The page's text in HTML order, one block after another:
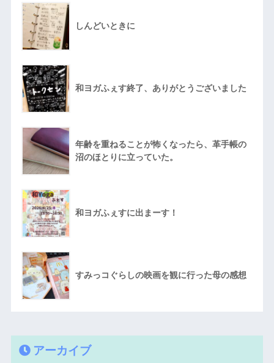
しんどいときに
和ヨガふぇす終了、ありがとうございました
年齢を重ねることが怖くなったら、革手帳の
沼のほとりに立っていた。
和ヨガふぇすに出まーす！
すみっコぐらしの映画を観に行った母の感想
アーカイブ